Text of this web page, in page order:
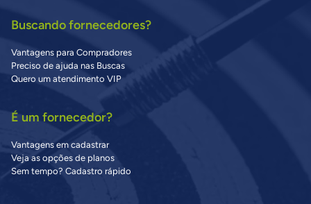
Buscando fornecedores?
Vantagens para Compradores
Preciso de ajuda nas Buscas
Quero um atendimento VIP
É um fornecedor?
Vantagens em cadastrar
Veja as opções de planos
Sem tempo? Cadastro rápido